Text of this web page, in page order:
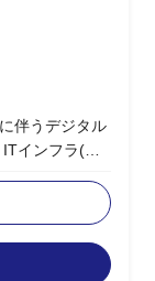
伴うデジタル
インフラ(ネ
の高いインフ
行フェーズ
ルス(提案書作